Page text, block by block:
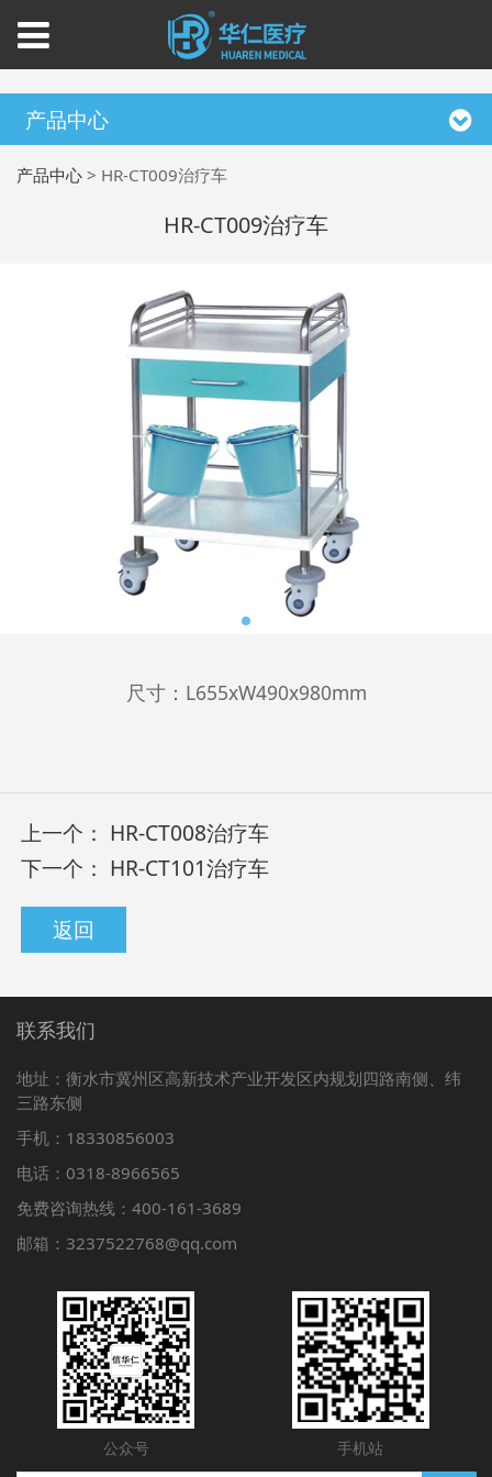
产品中心
产品中心 > HR-CT009治疗车
HR-CT009治疗车
尺寸：L655xW490x980mm
上一个： HR-CT008治疗车
下一个： HR-CT101治疗车
返回
联系我们
地址：衡水市冀州区高新技术产业开发区内规划四路南侧、纬
三路东侧
手机：18330856003
电话：0318-8966565
免费咨询热线：400-161-3689
邮箱：3237522768@qq.com
公众号 手机站